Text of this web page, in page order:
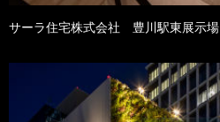
サーラ住宅株式会社 豊川駅東展示場